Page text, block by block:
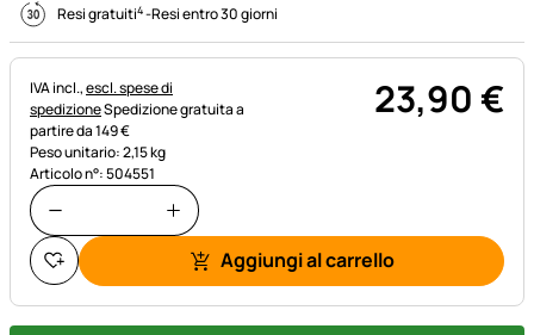
Resi gratuiti4-Resi entro 30 giorni
Informazioni fiscali:
IVA incl.,escl. spese di
spedizioneSpedizione gratuita a
partire da 149 €
Peso unitario: 2,15 kg
Articolo n°: 504551
23,90€
Aggiungi al carrello